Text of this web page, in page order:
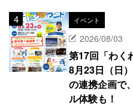
イベント
2026/08/03
第17回「わく
8月23日（日
の連携企画で
ル体験も！